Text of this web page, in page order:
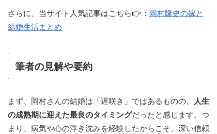
さらに、当サイト人気記事はこちら👉： 岡村隆史の嫁と
結婚生活まとめ
筆者の見解や要約
まず、岡村さんの結婚は「遅咲き」ではあるものの、 人生
の成熟期に迎えた最良のタイミングだったと感じます。つ
まり、病気や心の浮き沈みを経験したからこそ、深い信頼